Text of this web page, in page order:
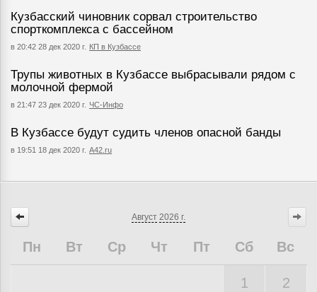
Кузбасский чиновник сорвал строительство
спорткомплекса с бассейном
в 20:42 28 дек 2020 г. КП в Кузбассе
Трупы животных в Кузбассе выбрасывали рядом с
молочной фермой
в 21:47 23 дек 2020 г. ЧС-Инфо
В Кузбассе будут судить членов опасной банды
в 19:51 18 дек 2020 г. A42.ru
Август 2026 г.
Пн Вт Ср Чт Пт Сб Вс
1 2